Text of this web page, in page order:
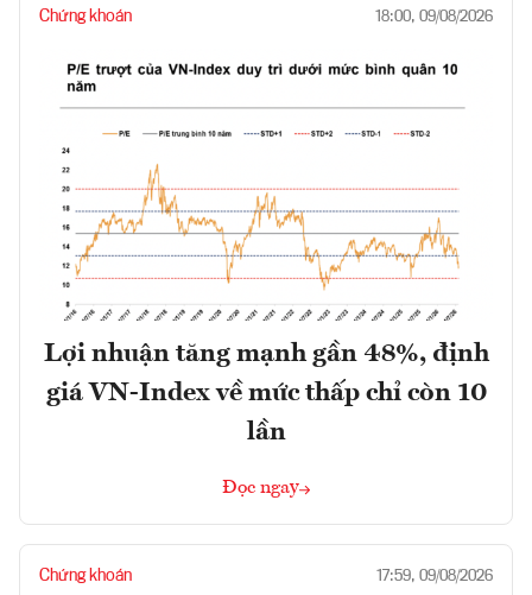
Chứng khoán 18:00, 09/08/2026
Lợi nhuận tăng mạnh gần 48%, định
giá VN-Index về mức thấp chỉ còn 10
lần
Đọc ngay
Chứng khoán 17:59, 09/08/2026